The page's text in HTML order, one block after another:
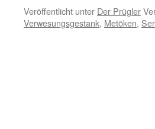
Veröffentlicht unter Der Prügler
Verwesungsgestank, Metöken,